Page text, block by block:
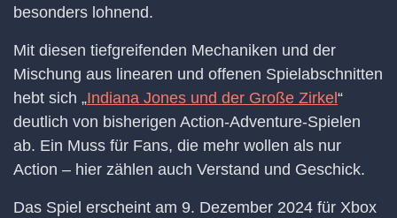
besonders lohnend.
Mit diesen tiefgreifenden Mechaniken und der
Mischung aus linearen und offenen Spielabschnitten
hebt sich „Indiana Jones und der Große Zirkel “
deutlich von bisherigen Action-Adventure-Spielen
ab. Ein Muss für Fans, die mehr wollen als nur
Action – hier zählen auch Verstand und Geschick.
Das Spiel erscheint am 9. Dezember 2024 für Xbox